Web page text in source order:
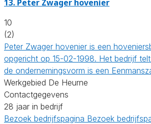
13. Peter Zwager hovenier
10
(2)
Peter Zwager hovenier is een
opgericht op 15-02-1998. Het bedrijf
de ondernemingsvorm is een
Werkgebied De Heurne
Contactgegevens
28 jaar in bedrijf
Bezoek bedrijfspagina Bezoek